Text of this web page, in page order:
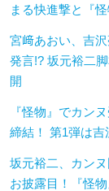
まる快進撃と『
宮﨑あおい、吉
発言!? 坂元裕二
開
『怪物』でカン
締結！ 第1弾は
坂元裕二、カン
お披露目！『怪